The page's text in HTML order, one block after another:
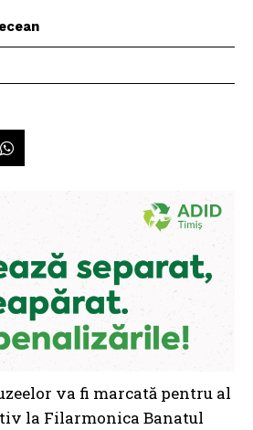
va fi marcată pentru al
la Filarmonica Banatul